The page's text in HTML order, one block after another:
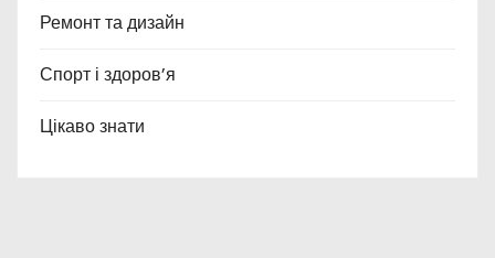
Ремонт та дизайн
Спорт і здоров’я
Цікаво знати